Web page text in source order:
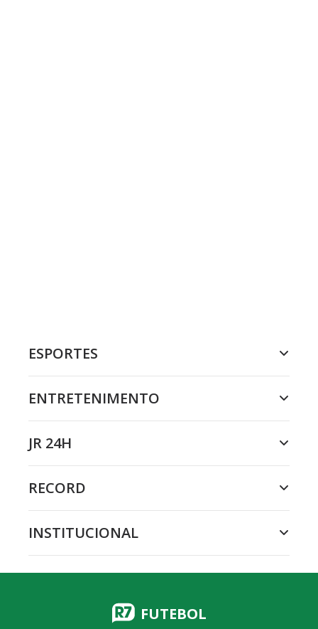
ESPORTES
ENTRETENIMENTO
JR 24H
RECORD
INSTITUCIONAL
FUTEBOL